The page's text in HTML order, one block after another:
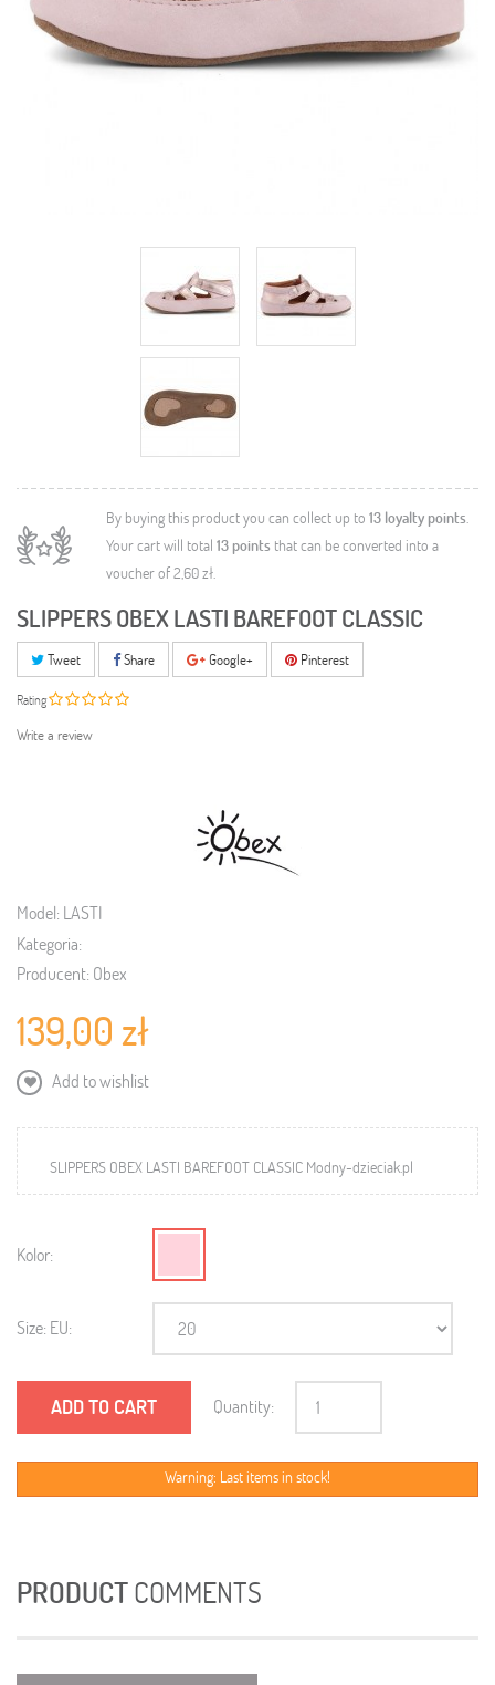
By buying this product you can collect up to 13 loyalty points.
Your cart will total 13points that can be converted into a
voucher of2,60 zł.
SLIPPERS OBEX LASTI BAREFOOT CLASSIC
Tweet Share Google+ Pinterest
Rating
Write a review
Model: LASTI
Kategoria:
Producent: Obex
139,00 zł
Add to wishlist
SLIPPERS OBEX LASTI BAREFOOT CLASSIC Modny-dzieciak.pl
Kolor:
Size: EU:
ADD TO CART Quantity:
Warning: Last items in stock!
PRODUCTCOMMENTS